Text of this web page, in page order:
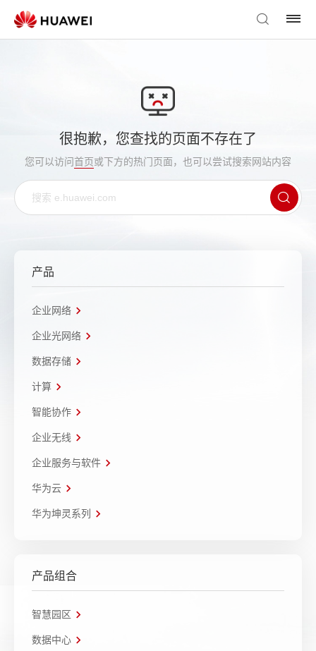
很抱歉，您查找的页面不存在了
您可以访问首页或下方的热门页面，也可以尝试搜索网站内容
产品
企业网络
企业光网络
数据存储
计算
智能协作
企业无线
企业服务与软件
华为云
华为坤灵系列
产品组合
智慧园区
数据中心